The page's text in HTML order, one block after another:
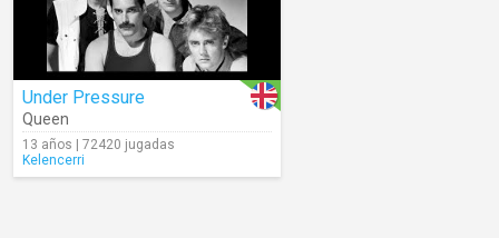
Under Pressure
Queen
13 años | 72420 jugadas
Kelencerri